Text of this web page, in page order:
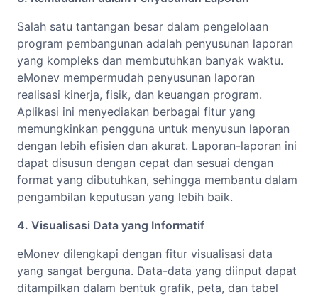
Salah satu tantangan besar dalam pengelolaan
program pembangunan adalah penyusunan laporan
yang kompleks dan membutuhkan banyak waktu.
eMonev mempermudah penyusunan laporan
realisasi kinerja, fisik, dan keuangan program.
Aplikasi ini menyediakan berbagai fitur yang
memungkinkan pengguna untuk menyusun laporan
dengan lebih efisien dan akurat. Laporan-laporan ini
dapat disusun dengan cepat dan sesuai dengan
format yang dibutuhkan, sehingga membantu dalam
pengambilan keputusan yang lebih baik.
4. Visualisasi Data yang Informatif
eMonev dilengkapi dengan fitur visualisasi data
yang sangat berguna. Data-data yang diinput dapat
ditampilkan dalam bentuk grafik, peta, dan tabel